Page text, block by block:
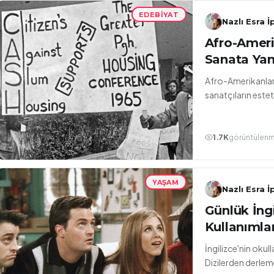
EDEBIYAT
Nazlı Esra
Afro-
Sanata
Afro-
sanatçıların
1.7K
YAŞAM
Nazlı Esra
Günlük
İngilizce'nin
Dizilerden